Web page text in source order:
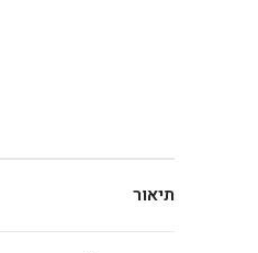
תיאור